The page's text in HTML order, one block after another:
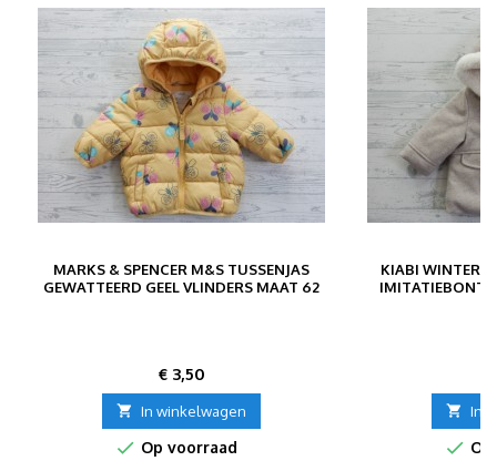
MARKS & SPENCER M&S TUSSENJAS
GEWATTEERD GEEL VLINDERS MAAT 62
Prijs
€ 3,50
 In winkelwagen
 Op voorraad
KIABI
IMITATIEBONT
 In
